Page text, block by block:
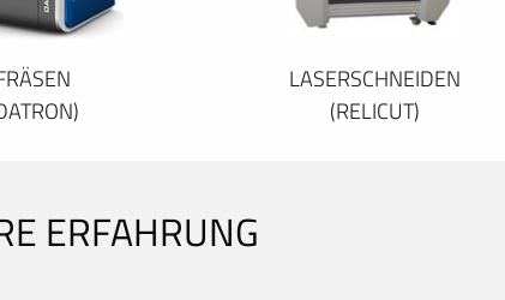
LASERSCHNEIDEN
(RELICUT)
ERFAHRUNG